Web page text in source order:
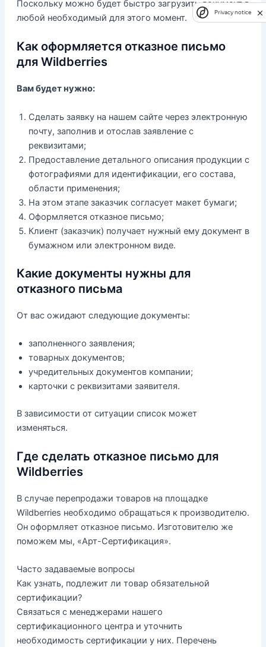
Поскольку можно будет быстро загрузить документ в
любой необходимый для этого момент.
Как оформляется отказное письмо
для Wildberries
Вам будет нужно:
Сделать заявку на нашем сайте через электронную
почту, заполнив и отослав заявление с
реквизитами;
Предоставление детального описания продукции с
фотографиями для идентификации, его состава,
области применения;
На этом этапе заказчик согласует макет бумаги;
Оформляется отказное письмо;
Клиент (заказчик) получает нужный ему документ в
бумажном или электронном виде.
Какие документы нужны для
отказного письма
От вас ожидают следующие документы:
заполненного заявления;
товарных документов;
учредительных документов компании;
карточки с реквизитами заявителя.
В зависимости от ситуации список может
изменяться.
Где сделать отказное письмо для
Wildberries
В случае перепродажи товаров на площадке
Wildberries необходимо обращаться к производителю.
Он оформляет отказное письмо. Изготовителю же
поможем мы, «Арт-Сертификация».
Часто задаваемые вопросы
Как узнать, подлежит ли товар обязательной
сертификации?
Связаться с менеджерами нашего
сертификационного центра и уточнить
необходимость сертификации у них. Перечень
Privacy notice